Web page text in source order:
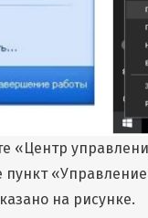
«Центр
на рисунке.